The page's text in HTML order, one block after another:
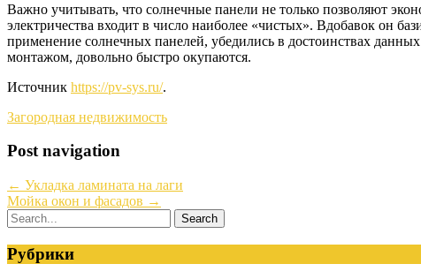
Важно учитывать, что солнечные панели не только позволяют
электричества входит в число наиболее «чистых». Вдобавок он
применение солнечных панелей, убедились в достоинствах
монтажом, довольно быстро окупаются.
Источник https://pv-sys.ru/.
Загородная недвижимость
Post navigation
← Укладка ламината на лаги
Мойка окон и фасадов →
Рубрики